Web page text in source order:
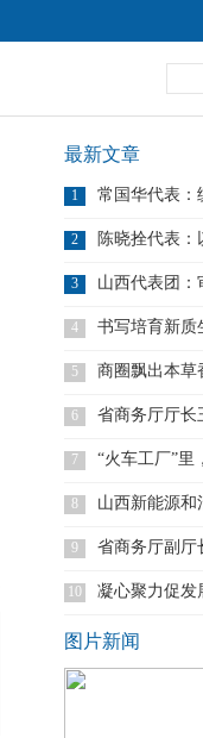
最新文章
1
常国华代表：
制一
2 陈晓拴代表
3 山西代表团：
4 书写培育新质
5
商圈飘出本
中
6
省商务厅厅长
举
7 “火车工厂”里
8 山西新能源和
9
省商务厅副厅
全
10
凝心聚力促
图片新闻